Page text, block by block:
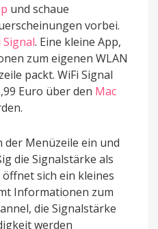
und schaue
vorbei.
Signal. Eine kleine App,
zum eigenen WLAN
packt. WiFi Signal
Euro über den Mac
der Menüzeile ein und
die Signalstärke als
sich ein kleines
Informationen zum
die Signalstärke
werden